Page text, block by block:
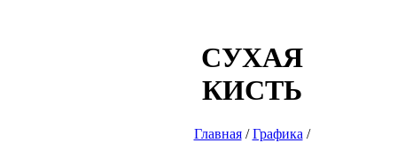
СУХАЯ
КИСТЬ
Главная / Графика /